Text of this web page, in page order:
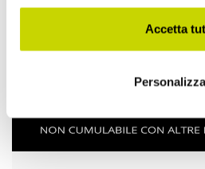
Accetta
Personalizza